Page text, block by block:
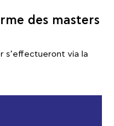
des masters
s’effectueront via la